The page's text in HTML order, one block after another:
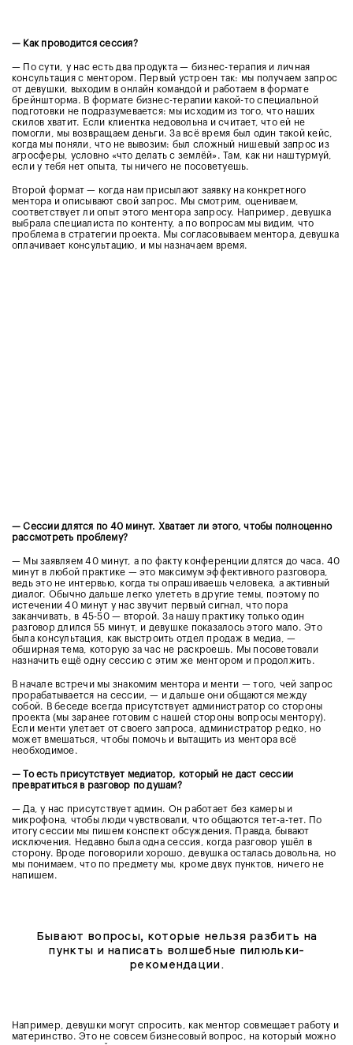
— Как проводится сессия?
— По сути, у нас есть два продукта — бизнес-терапия и личная
консультация с ментором. Первый устроен так: мы получаем запрос
от девушки, выходим в онлайн командой и работаем в формате
брейншторма. В формате бизнес-терапии какой-то специальной
подготовки не подразумевается: мы исходим из того, что наших
скилов хватит. Если клиентка недовольна и считает, что ей не
помогли, мы возвращаем деньги. За всё время был один такой кейс,
когда мы поняли, что не вывозим: был сложный нишевый запрос из
агросферы, условно «что делать с землёй». Там, как ни наштурмуй,
если у тебя нет опыта, ты ничего не посоветуешь.
Второй формат — когда нам присылают заявку на конкретного
ментора и описывают свой запрос. Мы смотрим, оцениваем,
соответствует ли опыт этого ментора запросу. Например, девушка
выбрала специалиста по контенту, а по вопросам мы видим, что
проблема в стратегии проекта. Мы согласовываем ментора, девушка
оплачивает консультацию, и мы назначаем время.
— Сессии длятся по 40 минут. Хватает ли этого, чтобы полноценно
рассмотреть проблему?
— Мы заявляем 40 минут, а по факту конференции длятся до часа. 40
минут в любой практике — это максимум эффективного разговора,
ведь это не интервью, когда ты опрашиваешь человека, а активный
диалог. Обычно дальше легко улететь в другие темы, поэтому по
истечении 40 минут у нас звучит первый сигнал, что пора
заканчивать, в 45-50 — второй. За нашу практику только один
разговор длился 55 минут, и девушке показалось этого мало. Это
была консультация, как выстроить отдел продаж в медиа, —
обширная тема, которую за час не раскроешь. Мы посоветовали
назначить ещё одну сессию с этим же ментором и продолжить.
В начале встречи мы знакомим ментора и менти — того, чей запрос
прорабатывается на сессии, — и дальше они общаются между
собой. В беседе всегда присутствует администратор со стороны
проекта (мы заранее готовим с нашей стороны вопросы ментору).
Если менти улетает от своего запроса, администратор редко, но
может вмешаться, чтобы помочь и вытащить из ментора всё
необходимое.
— То есть присутствует медиатор, который не даст сессии
превратиться в разговор по душам?
— Да, у нас присутствует админ. Он работает без камеры и
микрофона, чтобы люди чувствовали, что общаются тет-а-тет. По
итогу сессии мы пишем конспект обсуждения. Правда, бывают
исключения. Недавно была одна сессия, когда разговор ушёл в
сторону. Вроде поговорили хорошо, девушка осталась довольна, но
мы понимаем, что по предмету мы, кроме двух пунктов, ничего не
напишем.
Бывают вопросы, которые нельзя разбить на
пункты и написать волшебные пилюльки-
рекомендации.
Например, девушки могут спросить, как ментор совмещает работу и
материнство. Это не совсем бизнесовый вопрос, на который можно